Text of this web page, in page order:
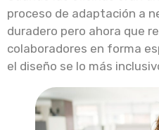
proceso de adaptación a
duradero pero ahora que
colaboradores en forma
el diseño se lo más